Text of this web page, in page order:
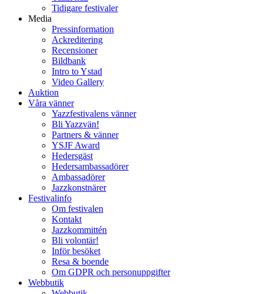
Tidigare festivaler
Media
Pressinformation
Ackreditering
Recensioner
Bildbank
Intro to Ystad
Video Gallery
Auktion
Våra vänner
Yazzfestivalens vänner
Bli Yazzvän!
Partners & vänner
YSJF Award
Hedersgäst
Hedersambassadörer
Ambassadörer
Jazzkonstnärer
Festivalinfo
Om festivalen
Kontakt
Jazzkommittén
Bli volontär!
Inför besöket
Resa & boende
Om GDPR och personuppgifter
Webbutik